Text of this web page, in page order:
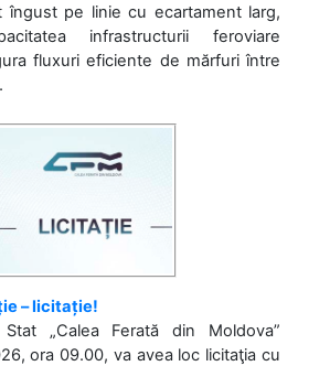
îngust pe linie cu ecartament larg,
infrastructurii feroviare
fluxuri eficiente de mărfuri între
– licitație!
„Calea Ferată din Moldova”
ora 09.00, va avea loc licitaţia cu